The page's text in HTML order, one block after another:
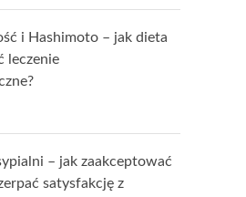
i Hashimoto – jak dieta
leczenie
– jak zaakceptować
satysfakcję z